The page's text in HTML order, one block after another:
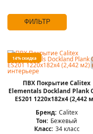
ФИЛЬТР
14% скидка
ПВХ Покрытие Calitex
Elementals Dockland Plank
ES201 1220x182x4 (2,442
Бренд: Calitex
Тон: Бежевый
Класс: 34 класс